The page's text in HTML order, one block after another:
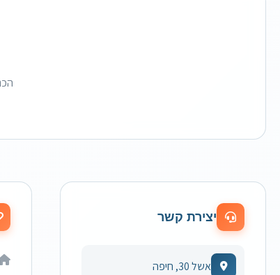
יצירת קשר
אשל 30, חיפה